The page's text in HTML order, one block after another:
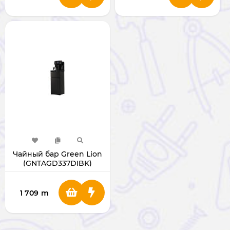
Чайный бар Green Lion
(GNTAGD337DIBK)
1 709 m